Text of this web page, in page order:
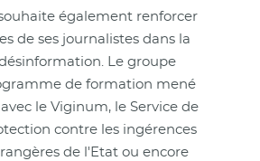
également renforcer
de ses journalistes dans la
Le groupe
de formation mené
le Viginum, le Service de
contre les ingérences
de l'Etat ou encore